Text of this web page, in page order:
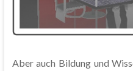
Aber auch Bildung und